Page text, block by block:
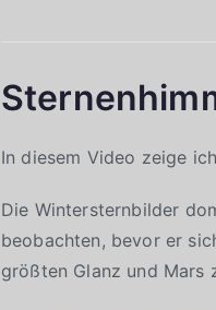
In diesem Video zeige
Die Wintersternbilder
beobachten, bevor er
größten Glanz und Mars